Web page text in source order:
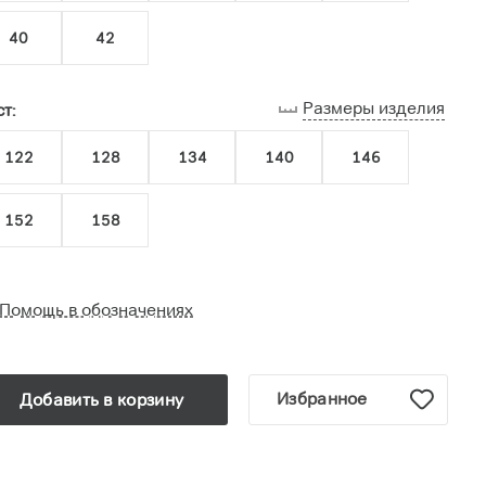
40 42
Размеры изделия
122 128 134 140 146
152 158
Помощь в обозначениях
Добавить в корзину Избранное